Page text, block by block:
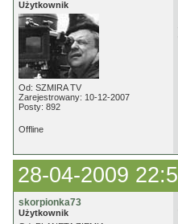
Użytkownik
Od: SZMIRA TV
Zarejestrowany: 10-12-2007
Posty: 892
Offline
28-04-2009
skorpionka73
Użytkownik